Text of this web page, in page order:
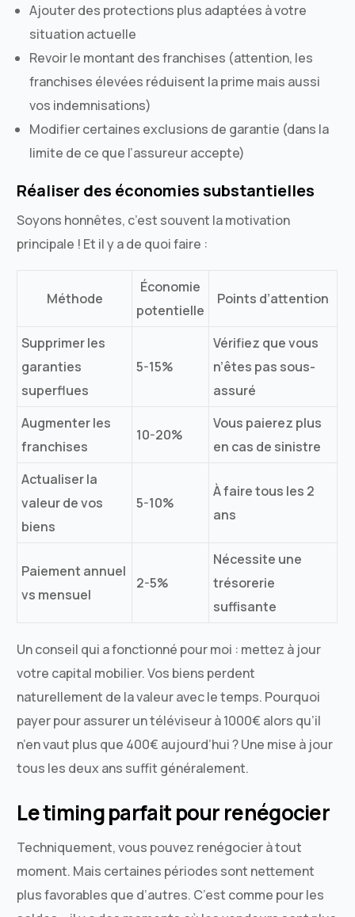
Ajouter des protections plus adaptées à votre
situation actuelle
Revoir le montant des franchises (attention, les
franchises élevées réduisent la prime mais aussi
vos indemnisations)
Modifier certaines exclusions de garantie (dans la
limite de ce que l’assureur accepte)
Réaliser des économies substantielles
Soyons honnêtes, c’est souvent la motivation
principale ! Et il y a de quoi faire :
Méthode
Économie
potentielle
Points d’attention
Supprimer les
garanties
superflues
5-15%
Vérifiez que vous
n’êtes pas sous-
assuré
Augmenter les
franchises
10-20%
Vous paierez plus
en cas de sinistre
Actualiser la
valeur de vos
biens
5-10%
À faire tous les 2
ans
Paiement annuel
vs mensuel
2-5%
Nécessite une
trésorerie
suffisante
Un conseil qui a fonctionné pour moi : mettez à jour
votre capital mobilier. Vos biens perdent
naturellement de la valeur avec le temps. Pourquoi
payer pour assurer un téléviseur à 1000€ alors qu’il
n’en vaut plus que 400€ aujourd’hui ? Une mise à jour
tous les deux ans suffit généralement.
Le timing parfait pour renégocier
Techniquement, vous pouvez renégocier à tout
moment. Mais certaines périodes sont nettement
plus favorables que d’autres. C’est comme pour les